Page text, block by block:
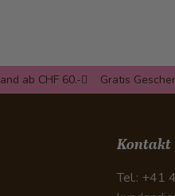
ab CHF 60.- Gratis
Kontakt
Tel.: +41